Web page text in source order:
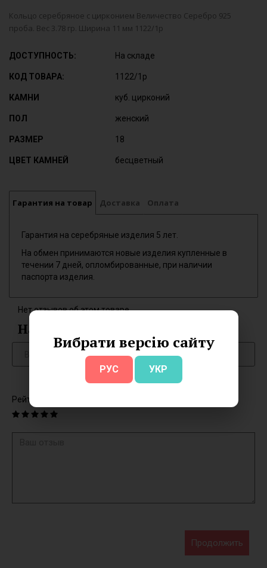
Вибрати версію сайту
РУС УКР
Кольцо серебряное с цирконием Величество Серебро 925
проба. Вес 3.78 гр. Ширина 11 мм 1122/1р
ДОСТУПНОСТЬ: На складе
КОД ТОВАРА: 1122/1р
КАМНИ куб. цирконий
ПОЛ женский
РАЗМЕР 18
ЦВЕТ КАМНЕЙ бесцветный
Гарантия на товар Доставка Оплата
Гарантия на серебряные изделия 5 лет.
На обмен принимаются новые изделия купленные в
течении 7 дней, опломбированные, при наличии
паспорта изделия.
Нет отзывов об этом товаре.
Написать отзыв
Рейтинг
Продолжить